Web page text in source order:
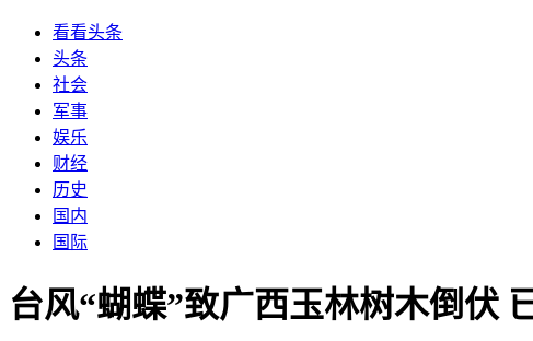
看看头条
头条
社会
军事
娱乐
财经
历史
国内
国际
台风“蝴蝶”致广西玉林树木倒伏